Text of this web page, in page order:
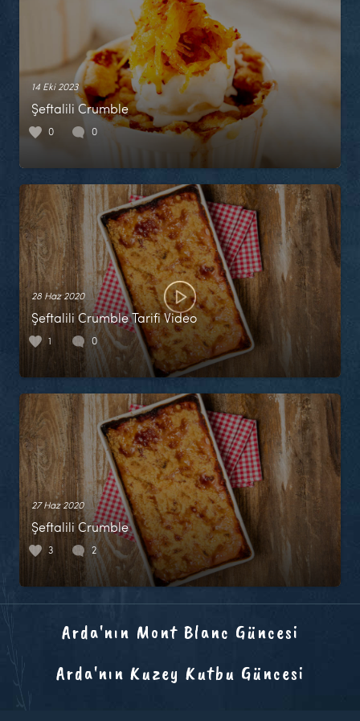
14 Eki 2023
Şeftalili Crumble
0 0
28 Haz 2020
Şeftalili Crumble Tarifi Video
1 0
27 Haz 2020
Şeftalili Crumble
3 2
Arda'nın Mont Blanc Güncesi
Arda'nın Kuzey Kutbu Güncesi